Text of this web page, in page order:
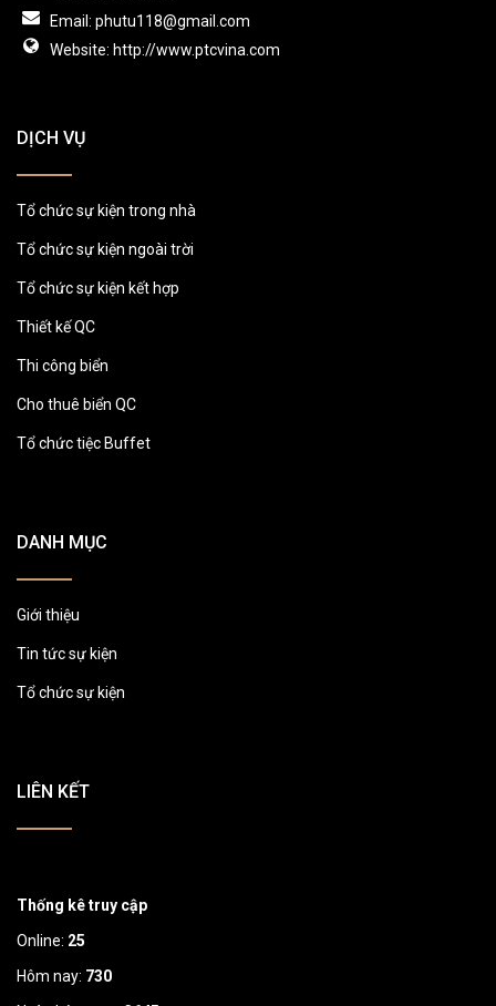
Email: phutu118@gmail.com
Website: http://www.ptcvina.com
DỊCH VỤ
Tổ chức sự kiện trong nhà
Tổ chức sự kiện ngoài trời
Tổ chức sự kiện kết hợp
Thiết kế QC
Thi công biển
Cho thuê biển QC
Tổ chức tiệc Buffet
DANH MỤC
Giới thiệu
Tin tức sự kiện
Tổ chức sự kiện
LIÊN KẾT
Thống kê truy cập
Online: 25
Hôm nay: 730